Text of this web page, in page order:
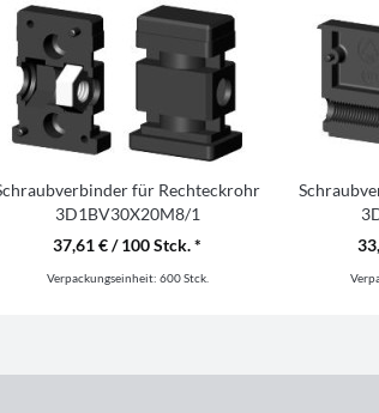
für Rechteckrohr
3D1BV30X20M8/1
37,61 € / 100 Stck. *
Verpackungseinheit: 600 Stck.